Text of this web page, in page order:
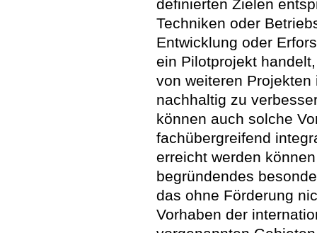
definierten Zielen
Techniken oder
Entwicklung oder
ein Pilotprojekt
von weiteren
nachhaltig zu
können auch solche
fachübergreifend
erreicht werden
begründendes
das ohne Förderung
Vorhaben der